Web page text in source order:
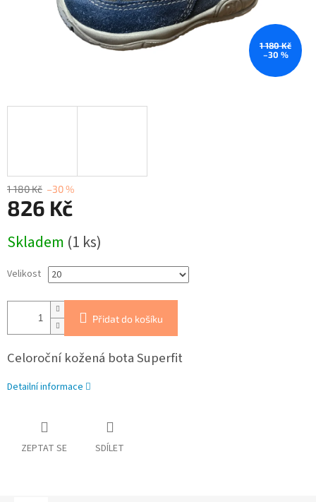
1 180 Kč
–30 %
1 180 Kč –30 %
826 Kč
cena:
Skladem (1 ks)
Velikost
Přidat do košíku
Celoroční kožená bota Superfit
Detailní informace
ZEPTAT SE SDÍLET